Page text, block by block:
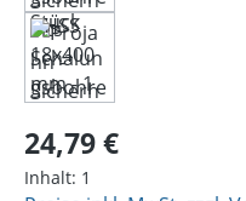
Regulärer Preis:
24,79 €
Inhalt: 1